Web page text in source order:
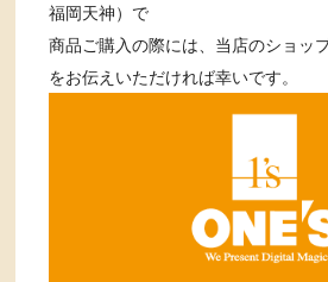
福岡天神）で
商品ご購入の際には、当店のショッ
をお伝えいただければ幸いです。